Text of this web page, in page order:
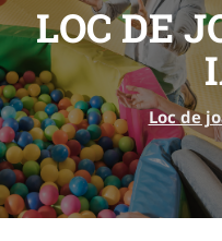
LOC DE
Loc de